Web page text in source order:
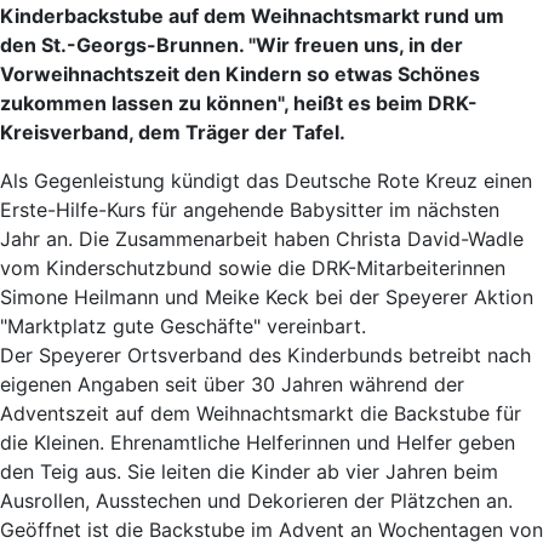
Kinderbackstube auf dem Weihnachtsmarkt rund um
den St.-Georgs-Brunnen. "Wir freuen uns, in der
Vorweihnachtszeit den Kindern so etwas Schönes
zukommen lassen zu können", heißt es beim DRK-
Kreisverband, dem Träger der Tafel.
Als Gegenleistung kündigt das Deutsche Rote Kreuz einen
Erste-Hilfe-Kurs für angehende Babysitter im nächsten
Jahr an. Die Zusammenarbeit haben Christa David-Wadle
vom Kinderschutzbund sowie die DRK-Mitarbeiterinnen
Simone Heilmann und Meike Keck bei der Speyerer Aktion
"Marktplatz gute Geschäfte" vereinbart.
Der Speyerer Ortsverband des Kinderbunds betreibt nach
eigenen Angaben seit über 30 Jahren während der
Adventszeit auf dem Weihnachtsmarkt die Backstube für
die Kleinen. Ehrenamtliche Helferinnen und Helfer geben
den Teig aus. Sie leiten die Kinder ab vier Jahren beim
Ausrollen, Ausstechen und Dekorieren der Plätzchen an.
Geöffnet ist die Backstube im Advent an Wochentagen von